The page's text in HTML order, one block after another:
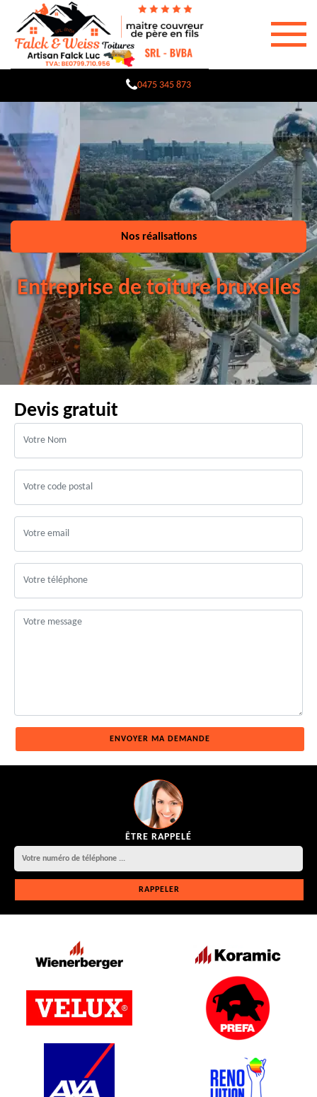
0475 345 873
Nos réalisations
Entreprise de toiture bruxelles
Devis gratuit
ÊTRE RAPPELÉ